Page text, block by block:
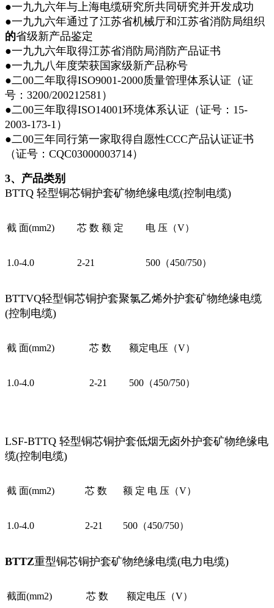
●一九九六年与上海电缆研究所共同研究并开发成功
●一九九六年通过了江苏省机械厅和江苏省消防局组织
的省级新产品鉴定
●一九九六年取得江苏省消防局消防产品证书
●一九九八年度荣获国家级新产品称号
●二00二年取得ISO9001-2000质量管理体系认证（证
号：3200/200212581）
●二00三年取得ISO14001环境体系认证（证号：15-
2003-173-1）
●二00三年同行第一家取得自愿性CCC产品认证证书
（证号：CQC03000003714）
3、产品类别
BTTQ 轻型铜芯铜护套矿物绝缘电缆(控制电缆)
截 面(mm2) 芯 数 额 定 电 压（V）
1.0-4.0 2-21 500（450/750）
BTTVQ轻型铜芯铜护套聚氯乙烯外护套矿物绝缘电缆
(控制电缆)
截 面(mm2) 芯 数 额定电压（V）
1.0-4.0 2-21 500（450/750）
LSF-BTTQ 轻型铜芯铜护套低烟无卤外护套矿物绝缘电
缆(控制电缆)
截 面(mm2) 芯 数 额 定 电 压（V）
1.0-4.0 2-21 500（450/750）
BTTZ重型铜芯铜护套矿物绝缘电缆(电力电缆)
截面(mm2) 芯 数 额定电压（V）